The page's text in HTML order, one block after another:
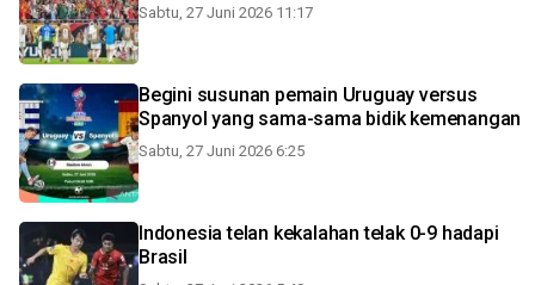
Sabtu, 27 Juni 2026 11:17
Begini susunan pemain Uruguay versus
Spanyol yang sama-sama bidik kemenangan
Sabtu, 27 Juni 2026 6:25
Indonesia telan kekalahan telak 0-9 hadapi
Brasil